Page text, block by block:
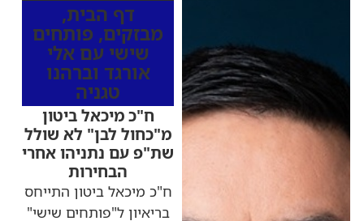
דף הבית,
מבזקים, פותחים
שישי עם אלי
אורגד וברהנו
טגניה
ח"כ מיכאל ביטון
מ"כחול לבן" לא שולל
שת"פ עם נתניהו אחרי
הבחירות
ח"כ מיכאל ביטון התייחס
בריאיון ל"פותחים שישי"